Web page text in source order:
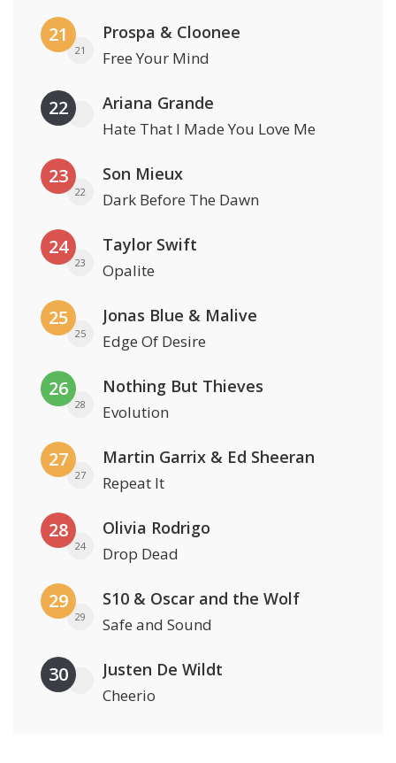
21
21
Prospa & Cloonee
Free Your Mind
22 Ariana Grande
Hate That I Made You Love Me
23
22
Son Mieux
Dark Before The Dawn
24
23
Taylor Swift
Opalite
25
25
Jonas Blue & Malive
Edge Of Desire
26
28
Nothing But Thieves
Evolution
27
27
Martin Garrix & Ed Sheeran
Repeat It
28
24
Olivia Rodrigo
Drop Dead
29
29
S10 & Oscar and the Wolf
Safe and Sound
30 Justen De Wildt
Cheerio